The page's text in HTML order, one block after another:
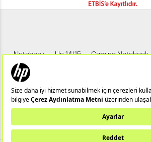
Notebook Hp 14/15 Gaming Notebook
Pavilion Gaming
X360 Aero ProDesk HP IPS Monitör